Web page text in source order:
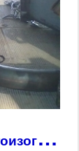
О
СТ 108-321-13-82 Отводы крутоизогнутые для трубопроводов ТЭС